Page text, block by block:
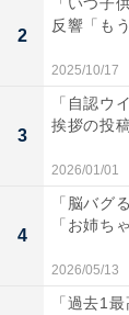
2
「いつ子
反響「も
2025/10/17
3
「自認ウ
挨拶の投
2026/01/01
4
「脳バグ
「お姉ち
2026/05/13
「過去1